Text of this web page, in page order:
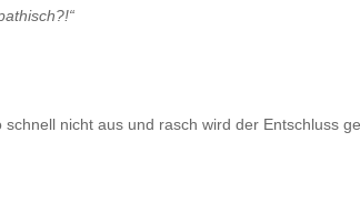
“
nicht aus und rasch wird der Entschluss